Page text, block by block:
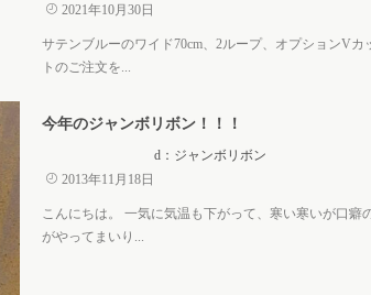
2021年10月30日
サテンブルーのワイド70cm、2ループ、オプションVカ
トのご注文を...
今年のジャンボリボン！！！
d：ジャンボリボン
2013年11月18日
こんにちは。 一気に気温も下がって、寒い寒いが口癖
がやってまいり...